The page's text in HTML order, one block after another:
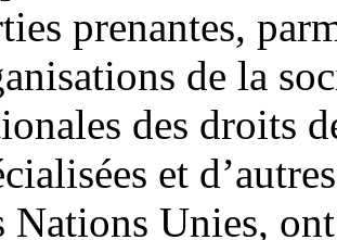
prenantes,
de la
des droits
et
Nations Unies,